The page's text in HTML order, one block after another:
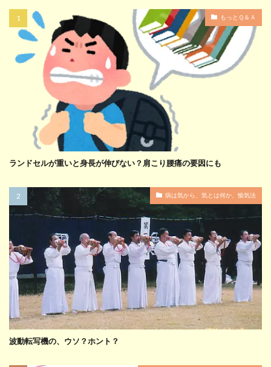
もっとＱ＆Ａ
ランドセルが重いと身長が伸びない？肩こり腰痛の要因にも
病は気から、気とは何か、愉気法
波動転写機の、ウソ？ホント？